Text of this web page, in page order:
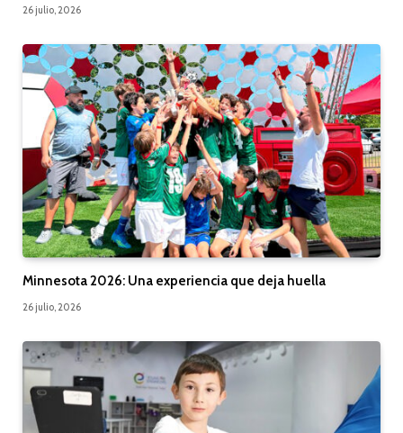
26 julio, 2026
Minnesota 2026: Una experiencia que deja huella
26 julio, 2026